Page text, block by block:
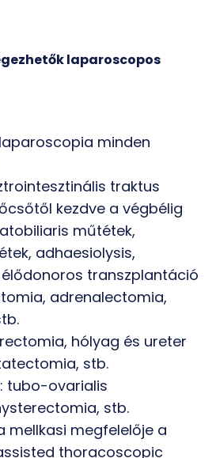
laparoscopos
minden
traktus
kezdve a végbélig
műtétek,
adhaesiolysis,
transzplantáció
adrenalectomia,
hólyag és ureter
stb.
tubo-ovarialis
stb.
mellkasi megfelelője a
thoracoscopic